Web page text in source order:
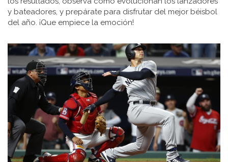
y bateadores, y prepárate para disfrutar del mejor béisbol
del año. ¡Que empiece la emoción!